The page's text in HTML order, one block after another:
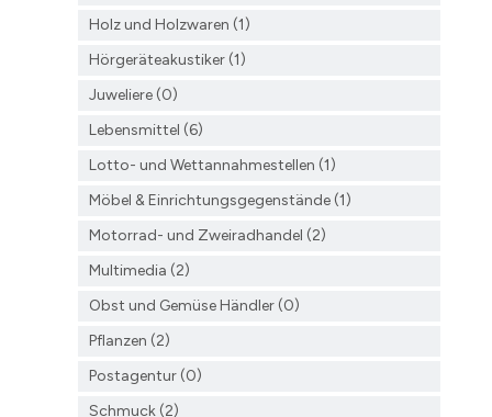
Holz und Holzwaren (1)
Hörgeräteakustiker (1)
Juweliere (0)
Lebensmittel (6)
Lotto- und Wettannahmestellen (1)
Möbel & Einrichtungsgegenstände (1)
Motorrad- und Zweiradhandel (2)
Multimedia (2)
Obst und Gemüse Händler (0)
Pflanzen (2)
Postagentur (0)
Schmuck (2)